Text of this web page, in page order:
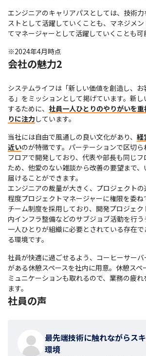
エンジニアのキャリアパスとしては、技術力
ストとして活躍していくことも、マネジメ
てマネージャーとして活躍していくことも可
※2024年4月時点
会社の魅力2
システムライフは「新しい価値を創造し、
る」をミッションとして掲げています。新
するために、 社員一人ひとりのやりがいを重
りに注力 しています。
当社には自由で風通しの良い文化があり、 経
近いのが特徴です。パーテーションで区切
フロアで開発しており、代表や部長も同じ
ため、他愛のない雑談から改善の要望まで
届けることができます。
エンジニアの裁量が大きく、プロジェクト
程度プロジェクトマネージャーに権限を委ね
チーム制度を採用しており、開発プロジェ
内インフラ整備などのサブジョブ活動を行
一人ひとりが組織に必要とされている存在
る環境です。
社員が快適に過ごせるよう、コーヒーサー
がある休憩スペースを社内に用意。休憩スペ
ミュニケーションも取れるので、業務の疲
ます。
社員の声
最先端技術に触れながらス
環境